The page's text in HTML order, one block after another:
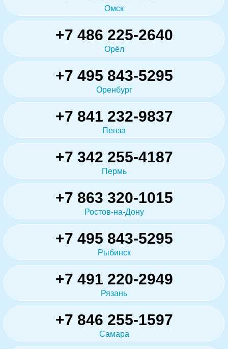
Омск
+7 486 225-2640
Орёл
+7 495 843-5295
Оренбург
+7 841 232-9837
Пенза
+7 342 255-4187
Пермь
+7 863 320-1015
Ростов-на-Дону
+7 495 843-5295
Рыбинск
+7 491 220-2949
Рязань
+7 846 255-1597
Самара